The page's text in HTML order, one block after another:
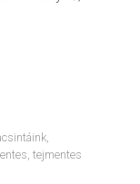
,
, tejmentes